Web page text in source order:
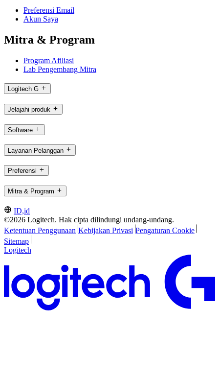
Preferensi Email
Akun Saya
Mitra & Program
Program Afiliasi
Lab Pengembang Mitra
Logitech G
Jelajahi produk
Software
Layanan Pelanggan
Preferensi
Mitra & Program
ID,id
©2026 Logitech. Hak cipta dilindungi undang-undang.
Ketentuan Penggunaan Kebijakan Privasi Pengaturan Cookie
Sitemap
Logitech